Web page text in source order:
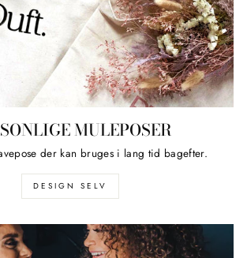
MULEPOSER
der kan bruges i lang tid bagefter.
DESIGN SELV